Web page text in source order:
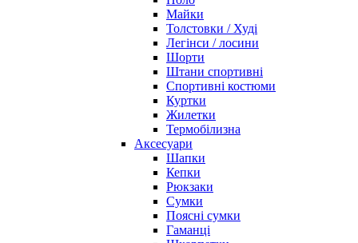
Майки
Толстовки / Худі
Легінси / лосини
Шорти
Штани спортивні
Спортивні костюми
Куртки
Жилетки
Термобілизна
Аксесуари
Шапки
Кепки
Рюкзаки
Сумки
Поясні сумки
Гаманці